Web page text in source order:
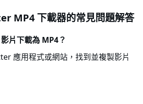
MP4 下載器的常見問題解答
片下載為 MP4？
應用程式或網站，找到並複製影片